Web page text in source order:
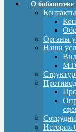
О библиотеке
Контакты
Органы
Наши
История